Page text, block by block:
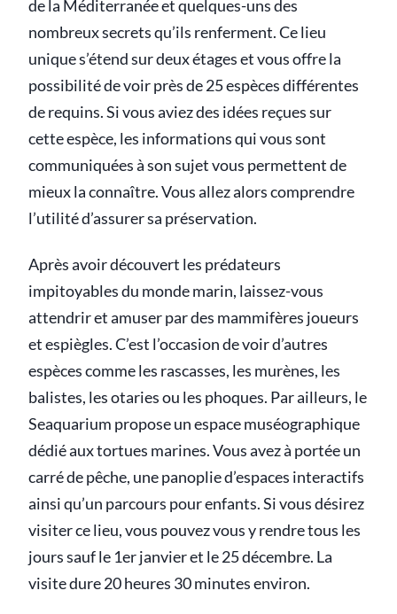
de la Méditerranée et quelques-uns des
nombreux secrets qu’ils renferment. Ce lieu
unique s’étend sur deux étages et vous offre la
possibilité de voir près de 25 espèces différentes
de requins. Si vous aviez des idées reçues sur
cette espèce, les informations qui vous sont
communiquées à son sujet vous permettent de
mieux la connaître. Vous allez alors comprendre
l’utilité d’assurer sa préservation.
Après avoir découvert les prédateurs
impitoyables du monde marin, laissez-vous
attendrir et amuser par des mammifères joueurs
et espiègles. C’est l’occasion de voir d’autres
espèces comme les rascasses, les murènes, les
balistes, les otaries ou les phoques. Par ailleurs, le
Seaquarium propose un espace muséographique
dédié aux tortues marines. Vous avez à portée un
carré de pêche, une panoplie d’espaces interactifs
ainsi qu’un parcours pour enfants. Si vous désirez
visiter ce lieu, vous pouvez vous y rendre tous les
jours sauf le 1er janvier et le 25 décembre. La
visite dure 20 heures 30 minutes environ.